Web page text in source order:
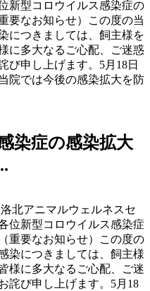
型コロウイルス感染症の
要なお知らせ）この度の当
につきましては、飼主様を
に多大なるご心配、ご迷惑
び申し上げます。5月18日
院では今後の感染拡大を防
染症の感染拡大
北アニマルウェルネスセ
新型コロウイルス感染症
重要なお知らせ）この度の
染につきましては、飼主様
様に多大なるご心配、ご迷
詫び申し上げます。5月18